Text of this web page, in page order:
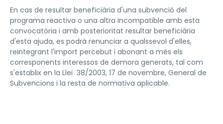
En cas de resultar beneficiària d'una subvenció del
programa reactiva o una altra incompatible amb esta
convocatòria i amb posterioritat resultar beneficiària
d'esta ajuda, es podrà renunciar a qualssevol d'elles,
reintegrant l'import percebut i abonant a més els
corresponents interessos de demora generats, tal com
s'establix en la Llei 38/2003, 17 de novembre, General de
Subvencions i la resta de normativa aplicable.